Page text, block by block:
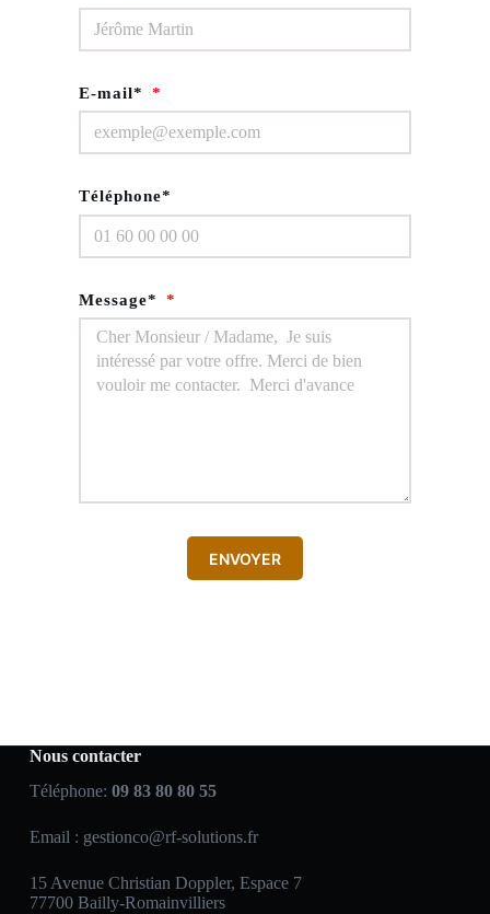
E-mail*
Téléphone*
Message*
ENVOYER
Nous contacter
Téléphone: 09 83 80 80 55
Email : gestionco@rf-solutions.fr
15 Avenue Christian Doppler, Espace 7
77700 Bailly-Romainvilliers